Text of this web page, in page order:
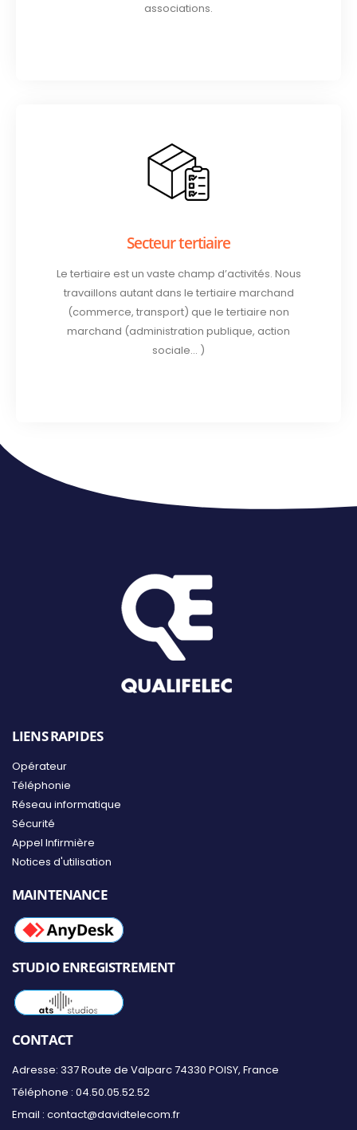
associations.
Secteur tertiaire
Le tertiaire est un vaste champ d’activités. Nous
travaillons autant dans le tertiaire marchand
(commerce, transport) que le tertiaire non
marchand (administration publique, action
sociale… )
LIENS RAPIDES
Opérateur
Téléphonie
Réseau informatique
Sécurité
Appel Infirmière
Notices d'utilisation
MAINTENANCE
STUDIO ENREGISTREMENT
CONTACT
Adresse: 337 Route de Valparc 74330 POISY, France
Téléphone : 04.50.05.52.52
Email : contact@davidtelecom.fr